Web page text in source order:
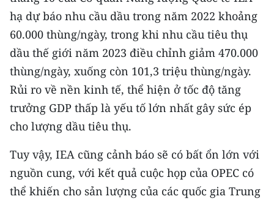
Trung du và miền núi phía Bắc
Đồng bằng sông Hồng
Bắc Trung Bộ
Duyên hải Nam Trung Bộ và Tây
Nguyên
Đông Nam Bộ
Đồng bằng sông Cửu Long
Chuyên trang Hà Nội
hạ dự báo nhu cầu dầu trong năm 2022 khoảng
60.000 thùng/ngày, trong khi nhu cầu tiêu thụ
dầu thế giới năm 2023 điều chỉnh giảm 470.000
thùng/ngày, xuống còn 101,3 triệu thùng/ngày.
Rủi ro về nền kinh tế, thể hiện ở tốc độ tăng
trưởng GDP thấp là yếu tố lớn nhất gây sức ép
cho lượng dầu tiêu thụ.
Tuy vậy, IEA cũng cảnh báo sẽ có bất ổn lớn với
nguồn cung, với kết quả cuộc họp của OPEC có
thể khiến cho sản lượng của các quốc gia Trung